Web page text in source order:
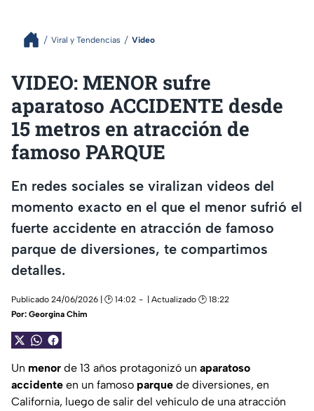
Viral y Tendencias Video
VIDEO: MENOR sufre
aparatoso ACCIDENTE desde
15 metros en atracción de
famoso PARQUE
En redes sociales se viralizan videos del
momento exacto en el que el menor sufrió el
fuerte accidente en atracción de famoso
parque de diversiones, te compartimos
detalles.
Publicado 24/06/2026 | 🕑 14:02
| Actualizado 🕑 18:22
Por: Georgina Chim
Un menor de 13 años protagonizó un aparatoso
accidente en un famoso parque de diversiones, en
California, luego de salir del vehículo de una atracción